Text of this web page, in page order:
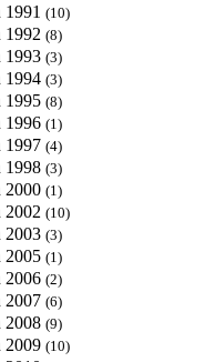
(10)
1992 (8)
1993 (3)
1994 (3)
1995 (8)
1996 (1)
1997 (4)
1998 (3)
2000 (1)
2002 (10)
2003 (3)
2005 (1)
2006 (2)
2007 (6)
2008 (9)
2009 (10)